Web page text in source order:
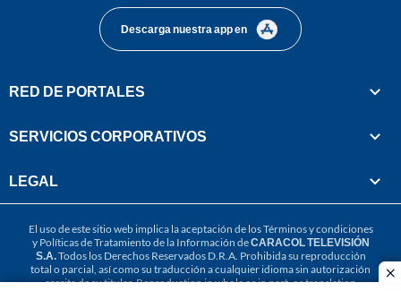
Descarga nuestra app en
RED DE PORTALES
SERVICIOS CORPORATIVOS
LEGAL
El uso de este sitio web implica la aceptación de losTérminos y condiciones
y Políticas de Tratamiento de la Información deCARACOL TELEVISIÓN
S.A.Todos los Derechos Reservados D.R.A. Prohibida su reproducción
total o parcial, así como su traducción a cualquier idioma sin autorización
escrita de su titular. Reproduction in whole or in part, or translation